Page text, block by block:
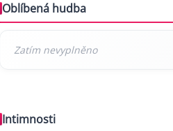
Oblíbená hudba
Intimnosti